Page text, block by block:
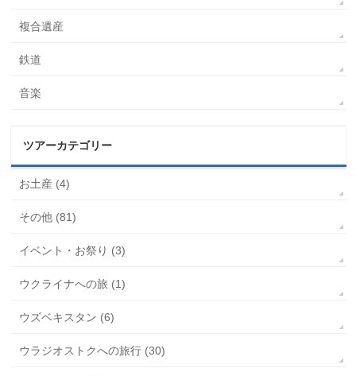
複合遺産
鉄道
音楽
ツアーカテゴリー
お土産 (4)
その他 (81)
イベント・お祭り (3)
ウクライナへの旅 (1)
ウズベキスタン (6)
ウラジオストクへの旅行 (30)